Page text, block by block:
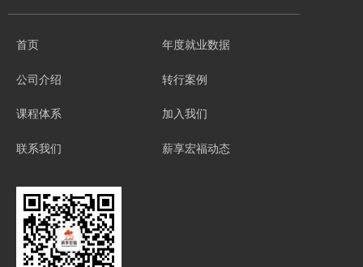
首页
公司介绍
课程体系
联系我们
年度就业数据
转行案例
加入我们
薪享宏福动态